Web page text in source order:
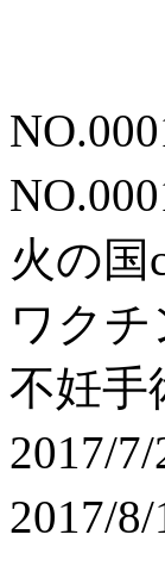
火の
ワク
不妊手
2017/
2017/